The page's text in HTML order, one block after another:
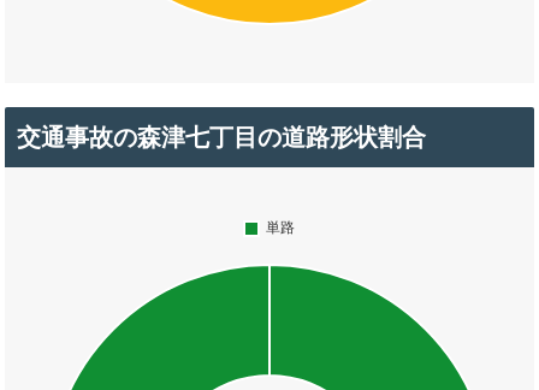
交通事故の森津七丁目の道路形状割合